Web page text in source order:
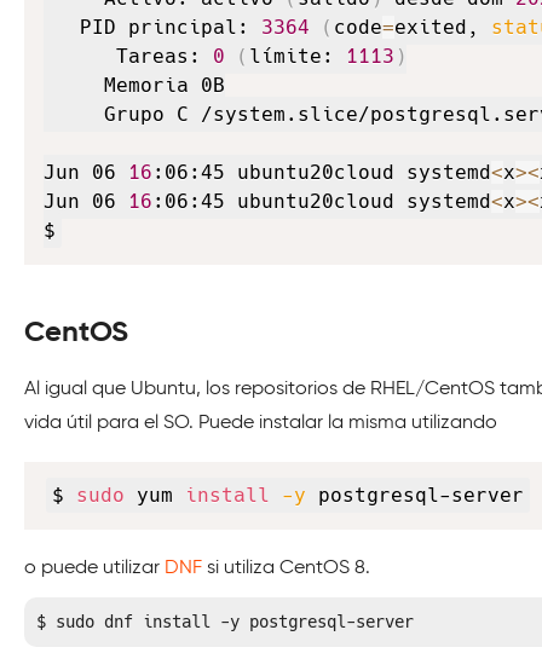
   PID principal:
3364 ( code=exited,
      Tareas:
0 ( límite: 1113 )
     Memoria 0B
Grupo C /system.slice/
Jun 06 16 :06:45 ubuntu20cloud systemd<x><
Jun 06
16 :06:45 ubuntu20cloud systemd<x><
$
CentOS
Al igual que Ubuntu, los repositorios de RHEL/CentOS
vida útil para el SO. Puede instalar la misma utilizando
$ sudo yum install -y postgresql-server
o puede utilizar DNF si utiliza CentOS 8.
$ sudo dnf install -y postgresql-server